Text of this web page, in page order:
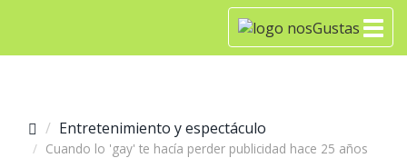
Entretenimiento y espectáculo
Cuando lo 'gay' te hacía perder publicidad hace 25 años